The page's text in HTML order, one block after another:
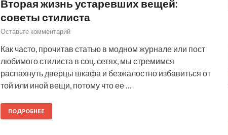
Вторая жизнь устаревших вещей:
советы стилиста
Оставьте комментарий
Как часто, прочитав статью в модном журнале или пост
любимого стилиста в соц. сетях, мы стремимся
распахнуть дверцы шкафа и безжалостно избавиться от
той или иной вещи, потому что ее …
ПОДРОБНЕЕ